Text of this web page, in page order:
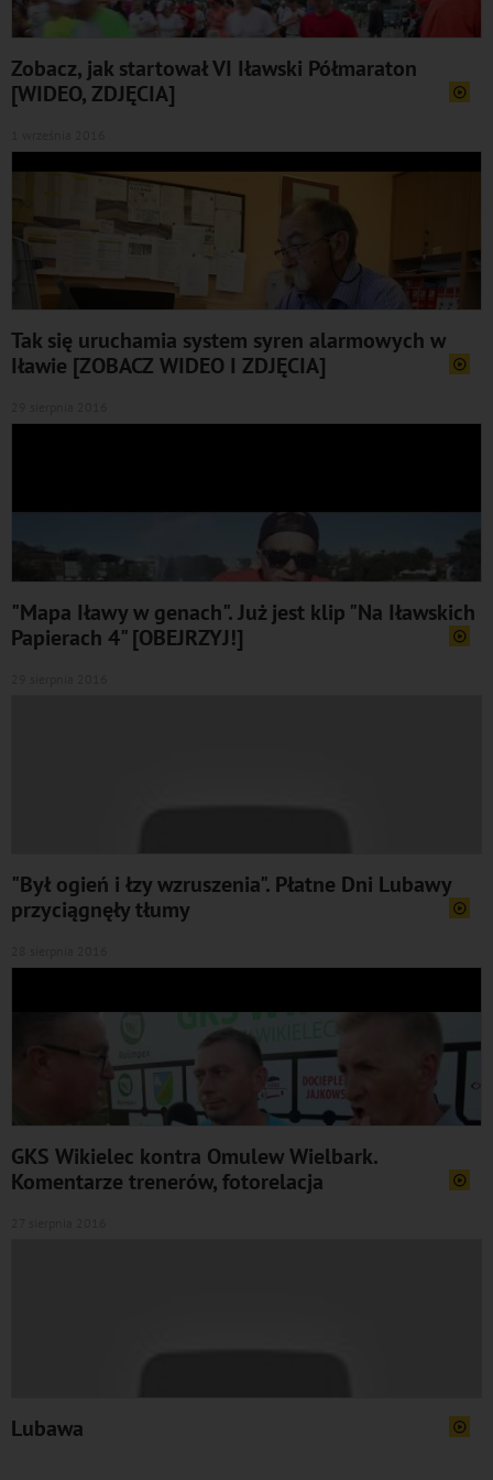
Zobacz, jak startował VI Iławski Półmaraton
[WIDEO, ZDJĘCIA]
Tak się uruchamia system syren alarmowych w
Iławie [ZOBACZ WIDEO I ZDJĘCIA]
"Mapa Iławy w genach". Już jest klip "Na Iławskich
Papierach 4" [OBEJRZYJ!]
"Był ogień i łzy wzruszenia". Płatne Dni Lubawy
przyciągnęły tłumy
GKS Wikielec kontra Omulew Wielbark.
Komentarze trenerów, fotorelacja
Lubawa